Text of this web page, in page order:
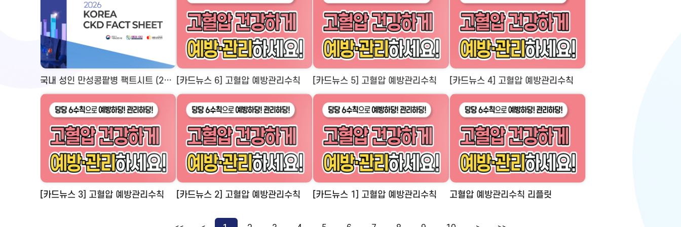
국내 성인 만성콩팥병 팩트시트 (2026 KOREA CKD FACT SHEET) [카드뉴스 6] 고혈압 예방관리수칙 [카드뉴스 5] 고혈압 예방관리수칙 [카드뉴스 4] 고혈압 예방관리수칙
[카드뉴스 3] 고혈압 예방관리수칙 [카드뉴스 2] 고혈압 예방관리수칙 [카드뉴스 1] 고혈압 예방관리수칙 고혈압 예방관리수칙 리플릿